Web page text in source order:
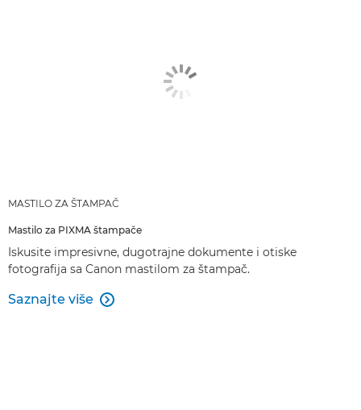
MASTILO ZA ŠTAMPAČ
Mastilo za PIXMA štampače
Iskusite impresivne, dugotrajne dokumente i otiske
fotografija sa Canon mastilom za štampač.
Saznajte više 